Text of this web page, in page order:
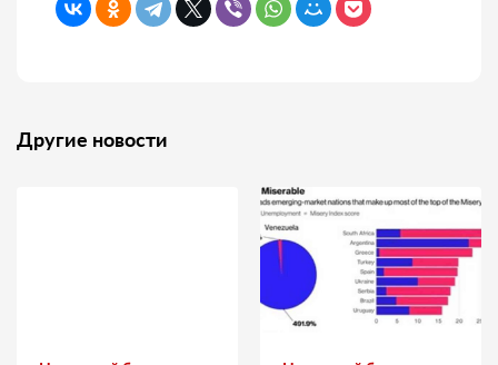
Другие новости